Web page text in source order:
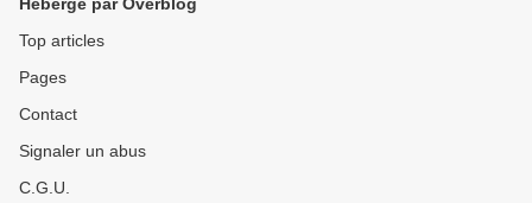
Top articles
Pages
Contact
Signaler un abus
C.G.U.